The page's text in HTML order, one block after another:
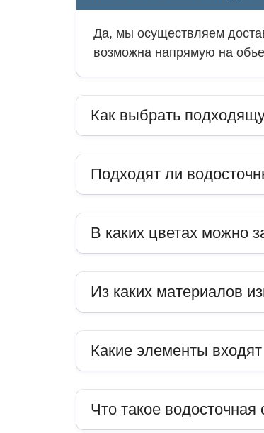
Да, мы осуществляем
возможна напрямую на
Как выбрать
Подходят ли
В каких цветах можно
Из каких материалов
Какие элементы
Что такое